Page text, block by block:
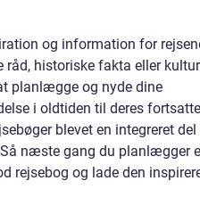
og information for
råd, historiske fakta eller
planlægge og nyde dine
i oldtiden til deres fortsatte
blevet en integreret
næste gang du planlægger
rejsebog og lade den